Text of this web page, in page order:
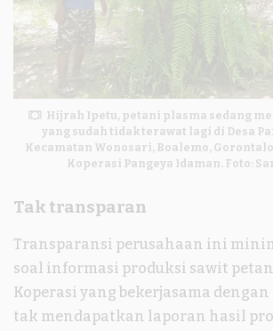
Hijrah Ipetu, petani plasma sedang
yang sudah tidak terawat lagi di Desa
Kecamatan Wonosari, Boalemo,
Koperasi Pangeya Idaman. Foto:
Tak transparan
Transparansi perusahaan ini
soal informasi produksi sawit
Koperasi yang bekerjasama
tak mendapatkan laporan hasil